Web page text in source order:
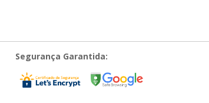
Segurança Garantida: